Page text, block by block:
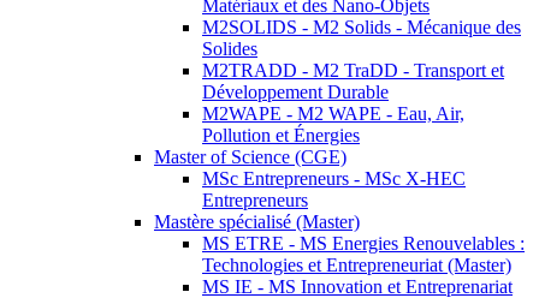
Matériaux et des Nano-Objets
M2SOLIDS - M2 Solids - Mécanique des
Solides
M2TRADD - M2 TraDD - Transport et
Développement Durable
M2WAPE - M2 WAPE - Eau, Air,
Pollution et Énergies
Master of Science (CGE)
MSc Entrepreneurs - MSc X-HEC
Entrepreneurs
Mastère spécialisé (Master)
MS ETRE - MS Energies Renouvelables :
Technologies et Entrepreneuriat (Master)
MS IE - MS Innovation et Entreprenariat